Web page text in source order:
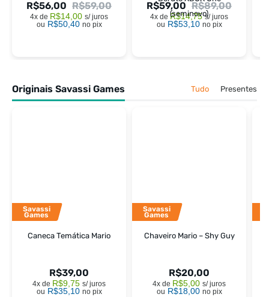
R$59,00
R$56,00
4x de R$14,00 s/ juros
ou R$50,40 no pix
(seminovo)
R$89,00
R$59,00
4x de R$14,75 s/ juros
ou R$53,10 no pix
Originais Savassi Games Tudo Presentes
Savassi
Games
Caneca Temática Mario
R$39,00
4x de R$9,75 s/ juros
ou R$35,10 no pix
Savassi
Games
Chaveiro Mario – Shy Guy
R$20,00
4x de R$5,00 s/ juros
ou R$18,00 no pix